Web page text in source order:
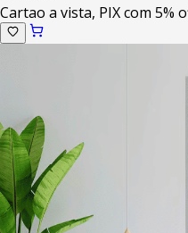
Cartao a vista, PIX com 5%